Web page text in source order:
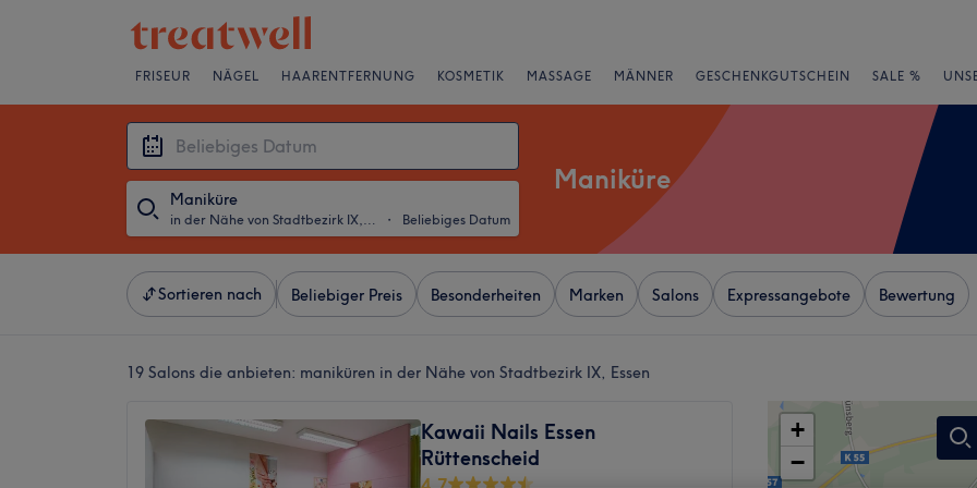
FRISEUR NÄGEL HAARENTFERNUNG KOSMETIK MASSAGE MÄNNER GESCHENKGUTSCHEIN SALE %
Maniküre
in der Nähe von Stadtbezirk IX, Essen ・ Beliebiges Datum
Maniküre
Sortieren nach Beliebiger Preis Besonderheiten Marken Salons Expressangebote Bewertung
19 Salons die anbieten: maniküren in der Nähe von Stadtbezirk IX, Essen
Kawaii Nails Essen
Rüttenscheid
+
−